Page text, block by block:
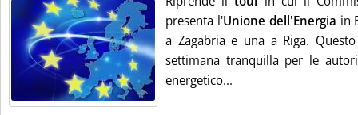
presenta l'Unione dell'Energia in
a Zagabria e una a Riga.
settimana tranquilla per le
energetico...